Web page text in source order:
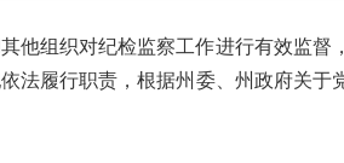
他组织对纪检监察工作进行有效监督
法履行职责，根据州委、州政府关于